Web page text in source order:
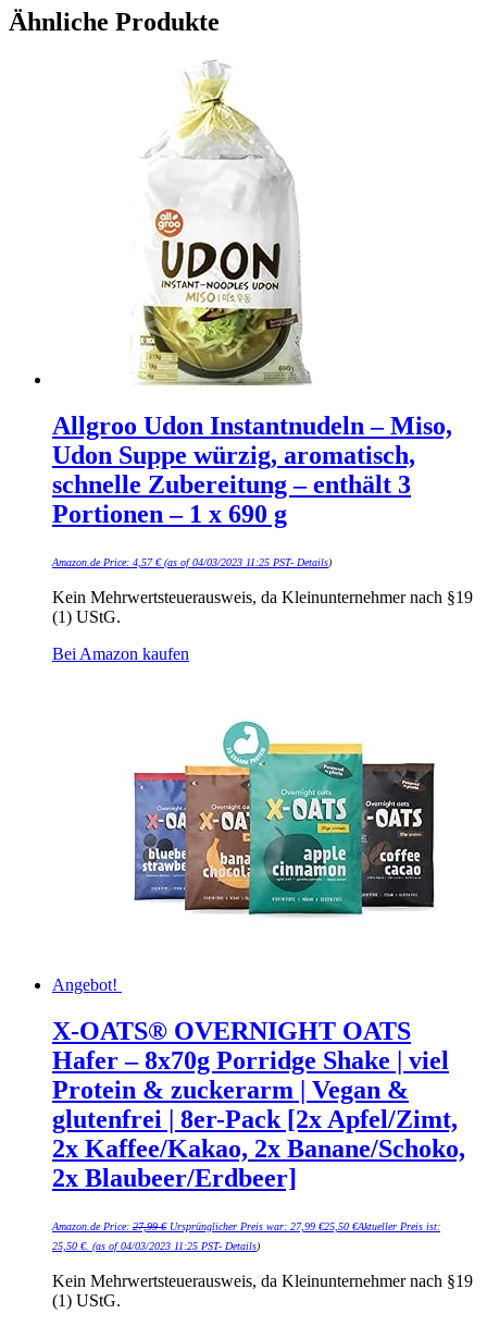
Ähnliche Produkte
Allgroo Udon Instantnudeln – Miso,
Udon Suppe würzig, aromatisch,
schnelle Zubereitung – enthält 3
Portionen – 1 x 690 g
Amazon.de Price: 4,57€(as of 04/03/2023 11:25 PST- Details)
Kein Mehrwertsteuerausweis, da Kleinunternehmer nach §19
(1) UStG.
Bei Amazon kaufen
Angebot!
X-OATS® OVERNIGHT OATS
Hafer – 8x70g Porridge Shake | viel
Protein & zuckerarm | Vegan &
glutenfrei | 8er-Pack [2x Apfel/Zimt,
2x Kaffee/Kakao, 2x Banane/Schoko,
2x Blaubeer/Erdbeer]
Amazon.de Price: 27,99€ Ursprünglicher Preis war: 27,99 €25,50 €Aktueller Preis ist:
25,50 €. (as of 04/03/2023 11:25 PST- Details)
Kein Mehrwertsteuerausweis, da Kleinunternehmer nach §19
(1) UStG.